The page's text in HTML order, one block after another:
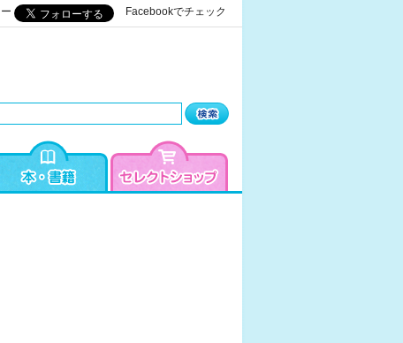
Facebookでチェック